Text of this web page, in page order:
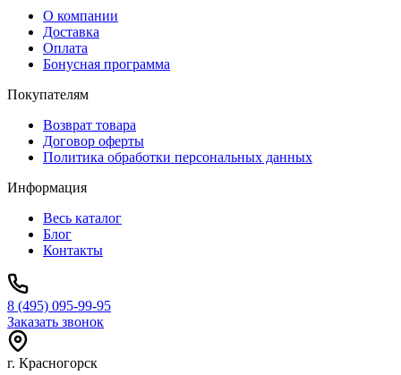
О компании
Доставка
Оплата
Бонусная программа
Покупателям
Возврат товара
Договор оферты
Политика обработки персональных данных
Информация
Весь каталог
Блог
Контакты
8 (495) 095-99-95
Заказать звонок
г. Красногорск